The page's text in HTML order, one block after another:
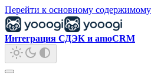
Перейти к основному содержимому
Интеграция СДЭК и amoCRM